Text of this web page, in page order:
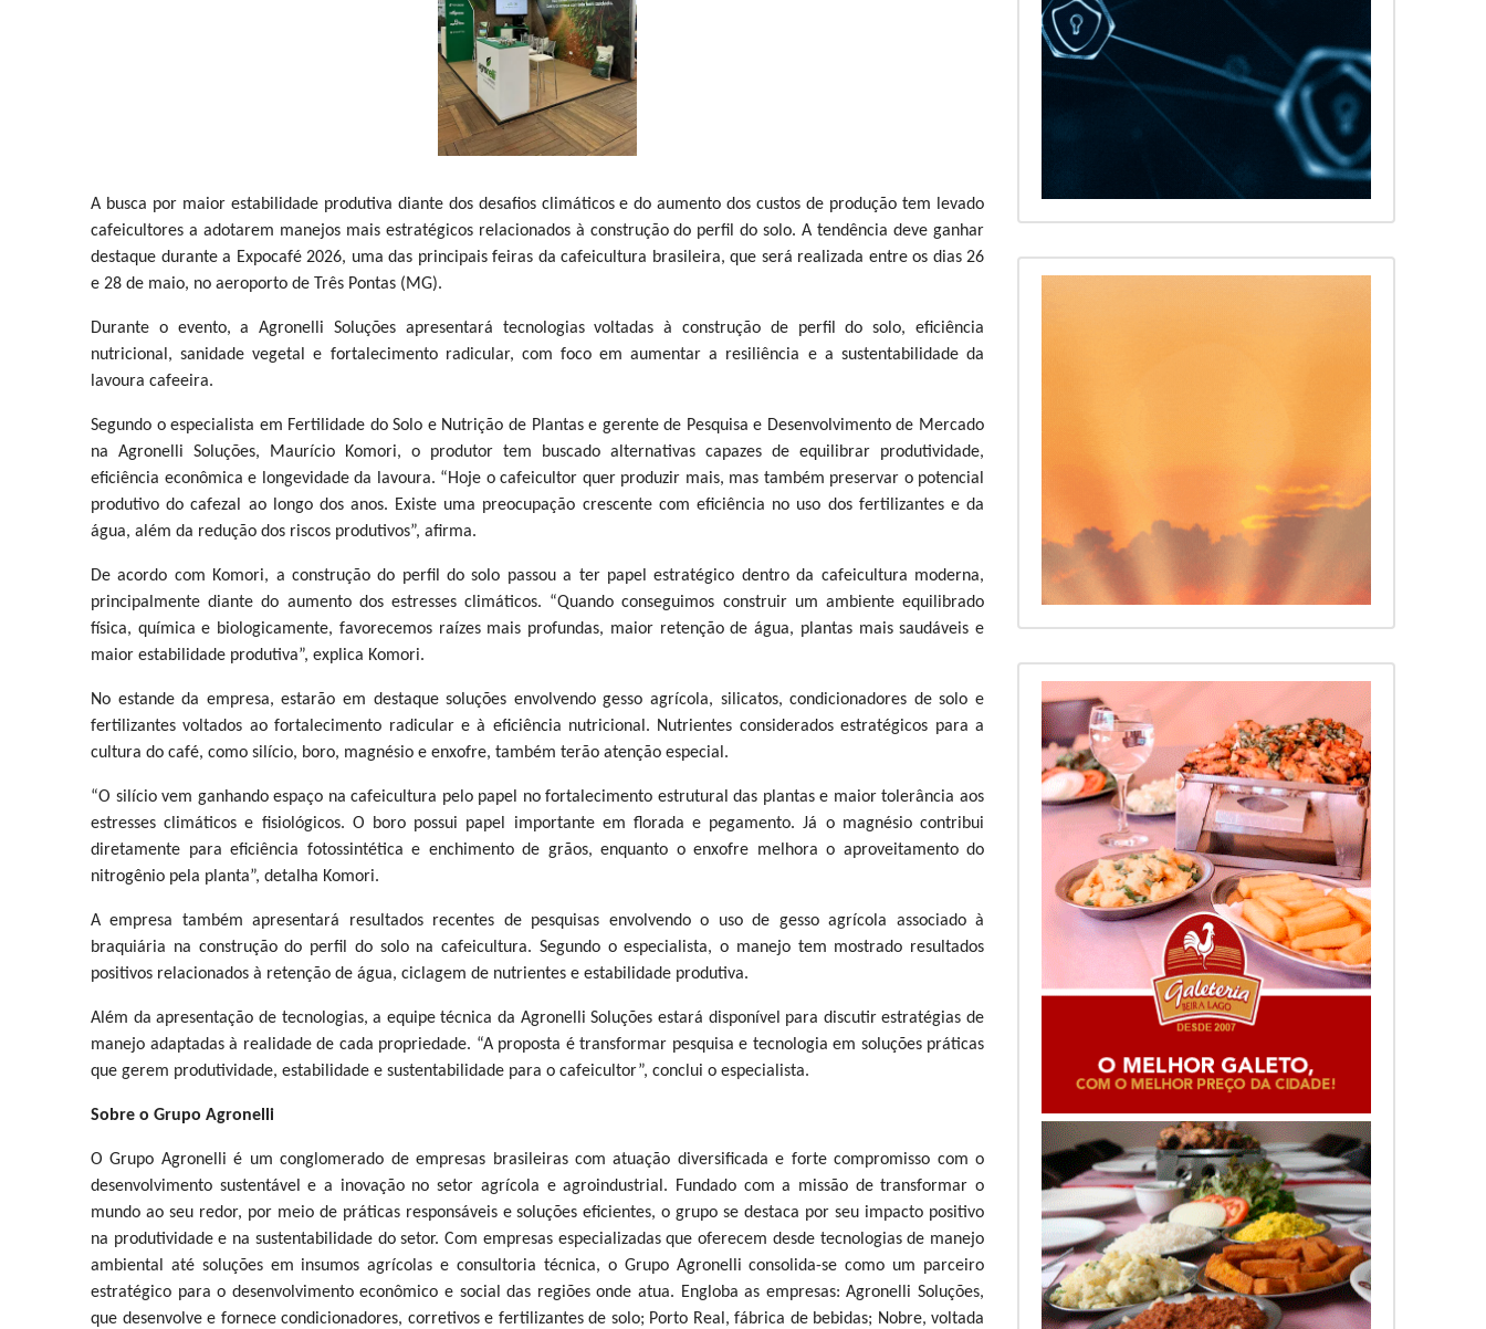
A busca por maior estabilidade produtiva diante dos desafios climáticos e do aumento dos custos de produção tem levado
cafeicultores a adotarem manejos mais estratégicos relacionados à construção do perfil do solo. A tendência deve ganhar
destaque durante a Expocafé 2026, uma das principais feiras da cafeicultura brasileira, que será realizada entre os dias 26
e 28 de maio, no aeroporto de Três Pontas (MG).
Durante o evento, a Agronelli Soluções apresentará tecnologias voltadas à construção de perfil do solo, eficiência
nutricional, sanidade vegetal e fortalecimento radicular, com foco em aumentar a resiliência e a sustentabilidade da
lavoura cafeeira.
Segundo o especialista em Fertilidade do Solo e Nutrição de Plantas e gerente de Pesquisa e Desenvolvimento de Mercado
na Agronelli Soluções, Maurício Komori, o produtor tem buscado alternativas capazes de equilibrar produtividade,
eficiência econômica e longevidade da lavoura. “Hoje o cafeicultor quer produzir mais, mas também preservar o potencial
produtivo do cafezal ao longo dos anos. Existe uma preocupação crescente com eficiência no uso dos fertilizantes e da
água, além da redução dos riscos produtivos”, afirma.
De acordo com Komori, a construção do perfil do solo passou a ter papel estratégico dentro da cafeicultura moderna,
principalmente diante do aumento dos estresses climáticos. “Quando conseguimos construir um ambiente equilibrado
física, química e biologicamente, favorecemos raízes mais profundas, maior retenção de água, plantas mais saudáveis e
maior estabilidade produtiva”, explica Komori.
No estande da empresa, estarão em destaque soluções envolvendo gesso agrícola, silicatos, condicionadores de solo e
fertilizantes voltados ao fortalecimento radicular e à eficiência nutricional. Nutrientes considerados estratégicos para a
cultura do café, como silício, boro, magnésio e enxofre, também terão atenção especial.
“O silício vem ganhando espaço na cafeicultura pelo papel no fortalecimento estrutural das plantas e maior tolerância aos
estresses climáticos e fisiológicos. O boro possui papel importante em florada e pegamento. Já o magnésio contribui
diretamente para eficiência fotossintética e enchimento de grãos, enquanto o enxofre melhora o aproveitamento do
nitrogênio pela planta”, detalha Komori.
A empresa também apresentará resultados recentes de pesquisas envolvendo o uso de gesso agrícola associado à
braquiária na construção do perfil do solo na cafeicultura. Segundo o especialista, o manejo tem mostrado resultados
positivos relacionados à retenção de água, ciclagem de nutrientes e estabilidade produtiva.
Além da apresentação de tecnologias, a equipe técnica da Agronelli Soluções estará disponível para discutir estratégias de
manejo adaptadas à realidade de cada propriedade. “A proposta é transformar pesquisa e tecnologia em soluções práticas
que gerem produtividade, estabilidade e sustentabilidade para o cafeicultor”, conclui o especialista.
Sobre o Grupo Agronelli
O Grupo Agronelli é um conglomerado de empresas brasileiras com atuação diversificada e forte compromisso com o
desenvolvimento sustentável e a inovação no setor agrícola e agroindustrial. Fundado com a missão de transformar o
mundo ao seu redor, por meio de práticas responsáveis e soluções eficientes, o grupo se destaca por seu impacto positivo
na produtividade e na sustentabilidade do setor. Com empresas especializadas que oferecem desde tecnologias de manejo
ambiental até soluções em insumos agrícolas e consultoria técnica, o Grupo Agronelli consolida-se como um parceiro
estratégico para o desenvolvimento econômico e social das regiões onde atua. Engloba as empresas: Agronelli Soluções,
que desenvolve e fornece condicionadores, corretivos e fertilizantes de solo; Porto Real, fábrica de bebidas; Nobre, voltada